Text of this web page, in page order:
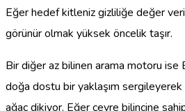
Eğer hedef kitleniz gizliliğe değer
görünür olmak yüksek öncelik taşır.
Bir diğer az bilinen arama motoru ise
doğa dostu bir yaklaşım sergileyerek
ağaç dikiyor. Eğer çevre bilincine